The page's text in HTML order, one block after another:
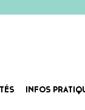
INFOS